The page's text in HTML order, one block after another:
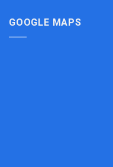
GOOGLE MAPS